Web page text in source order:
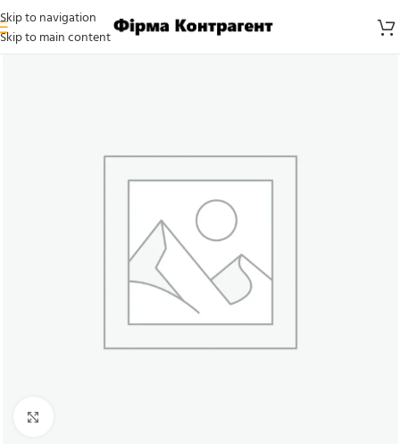
Skip to navigation
Skip to main content